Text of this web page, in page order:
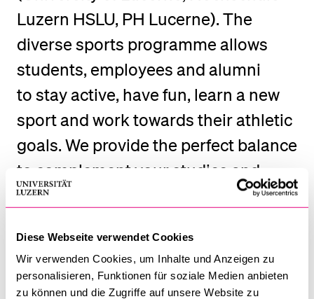
Diese Webseite verwendet Cookies
Wir verwenden Cookies, um Inhalte und Anzeigen zu
personalisieren, Funktionen für soziale Medien anbieten
zu können und die Zugriffe auf unsere Website zu
Luzern HSLU, PH Lucerne). The
diverse sports programme allows
students, employees and alumni
to stay active, have fun, learn a new
sport and work towards their athletic
goals. We provide the perfect balance
to complement your studies and
daily life!
Further information is available
German.
POPULAR CONTENT
Course catalogue
Library
Sports programme
Menu Canteen
Application and Admission